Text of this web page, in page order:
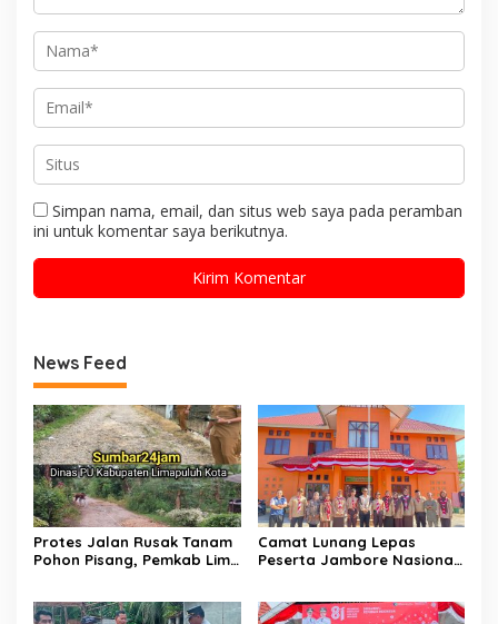
Simpan nama, email, dan situs web saya pada peramban
ini untuk komentar saya berikutnya.
News Feed
Protes Jalan Rusak Tanam
Pohon Pisang, Pemkab Lima
Direalisasikan
Camat Lunang Lepas
Peserta Jambore Nasional